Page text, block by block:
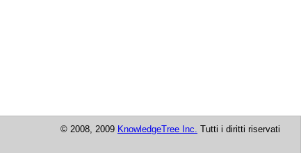
© 2008, 2009 KnowledgeTree Inc. Tutti i diritti riservati